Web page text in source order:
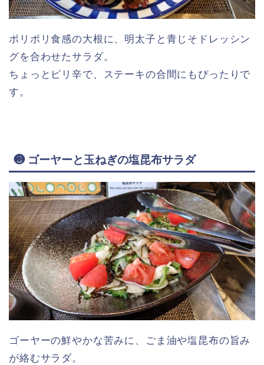
ポリポリ食感の大根に、明太子と青じそドレッシン
グを合わせたサラダ。
ちょっとピリ辛で、ステーキの合間にもぴったりで
す。
❸ ゴーヤーと玉ねぎの塩昆布サラダ
ゴーヤーの鮮やかな苦みに、ごま油や塩昆布の旨み
が絡むサラダ。